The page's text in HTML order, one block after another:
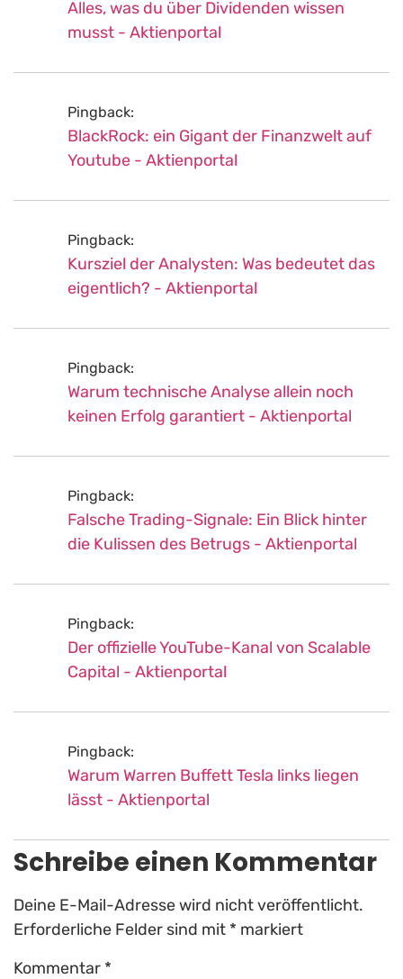
Alles, was du über Dividenden wissen
musst - Aktienportal
Pingback:
BlackRock: ein Gigant der Finanzwelt auf
Youtube - Aktienportal
Pingback:
Kursziel der Analysten: Was bedeutet das
eigentlich? - Aktienportal
Pingback:
Warum technische Analyse allein noch
keinen Erfolg garantiert - Aktienportal
Pingback:
Falsche Trading-Signale: Ein Blick hinter
die Kulissen des Betrugs - Aktienportal
Pingback:
Der offizielle YouTube-Kanal von Scalable
Capital - Aktienportal
Pingback:
Warum Warren Buffett Tesla links liegen
lässt - Aktienportal
Schreibe einen Kommentar
Deine E-Mail-Adresse wird nicht veröffentlicht.
Erforderliche Felder sind mit * markiert
Kommentar *